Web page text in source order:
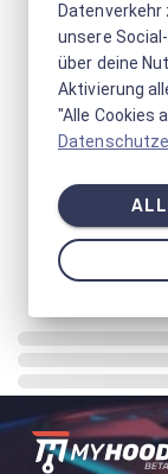
Datenverkehr
unsere
über deine
Aktivierung
"Alle Cookies